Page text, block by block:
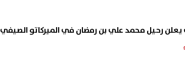
يعلن رحيل محمد علي بن رمضان في الميركاتو الصيفي